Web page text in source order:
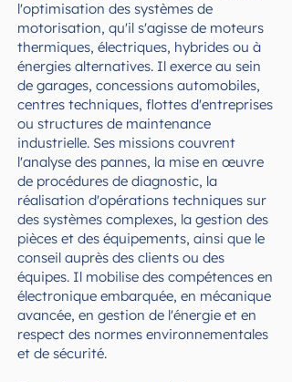
l'optimisation des systèmes de
motorisation, qu'il s'agisse de moteurs
thermiques, électriques, hybrides ou à
énergies alternatives. Il exerce au sein
de garages, concessions automobiles,
centres techniques, flottes d'entreprises
ou structures de maintenance
industrielle. Ses missions couvrent
l'analyse des pannes, la mise en œuvre
de procédures de diagnostic, la
réalisation d'opérations techniques sur
des systèmes complexes, la gestion des
pièces et des équipements, ainsi que le
conseil auprès des clients ou des
équipes. Il mobilise des compétences en
électronique embarquée, en mécanique
avancée, en gestion de l'énergie et en
respect des normes environnementales
et de sécurité.